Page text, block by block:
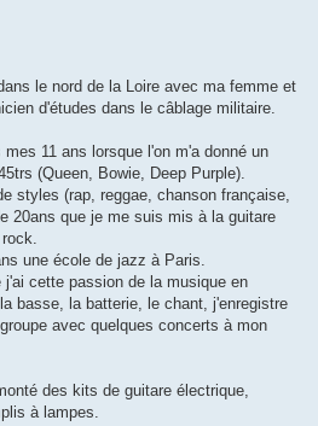
le nord de la Loire avec ma femme et
d'études dans le câblage militaire.
11 ans lorsque l'on m'a donné un
(Queen, Bowie, Deep Purple).
styles (rap, reggae, chanson française,
20ans que je me suis mis à la guitare
une école de jazz à Paris.
cette passion de la musique en
basse, la batterie, le chant, j'enregistre
avec quelques concerts à mon
des kits de guitare électrique,
à lampes.